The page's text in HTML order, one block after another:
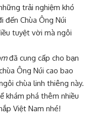
trải nghiệm khó
đến Chùa Ông Núi
tuyệt vời mà ngôi
đã cung cấp cho bạn
Ông Núi cao bao
chùa linh thiêng này.
khám phá thêm nhiều
Việt Nam nhé!